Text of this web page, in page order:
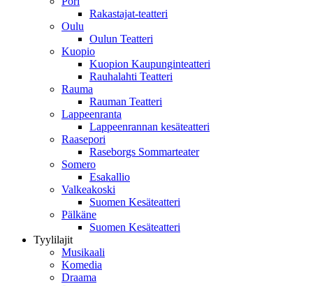
Rakastajat-teatteri
Oulu
Oulun Teatteri
Kuopio
Kuopion Kaupunginteatteri
Rauhalahti Teatteri
Rauma
Rauman Teatteri
Lappeenranta
Lappeenrannan kesäteatteri
Raasepori
Raseborgs Sommarteater
Somero
Esakallio
Valkeakoski
Suomen Kesäteatteri
Pälkäne
Suomen Kesäteatteri
Tyylilajit
Musikaali
Komedia
Draama